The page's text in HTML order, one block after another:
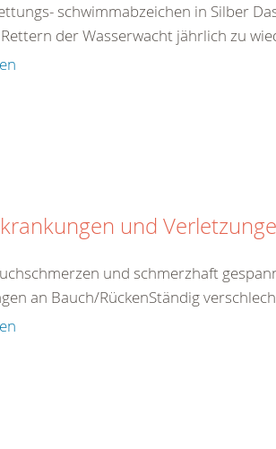
schwimmabzeichen in Silber
der Wasserwacht jährlich zu
und
und schmerzhaft
an Bauch/RückenStändig